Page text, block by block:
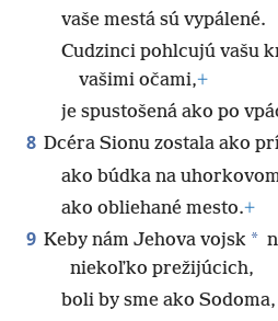
vaše mestá sú vypálené.
Cudzinci pohlcujú vašu
vašimi očami,+
je spustošená ako po
8 Dcéra Sionu zostala ako
ako búdka na
ako obliehané mesto.+
9 Keby nám Jehova vojsk *
niekoľko prežijúcich,
boli by sme ako Sodoma,